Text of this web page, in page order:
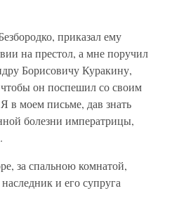
приказал ему
на престол, а мне поручил
Борисовичу Куракину,
он поспешил со своим
в моем письме, дав знать
болезни императрицы,
за спальною комнатой,
и его супруга